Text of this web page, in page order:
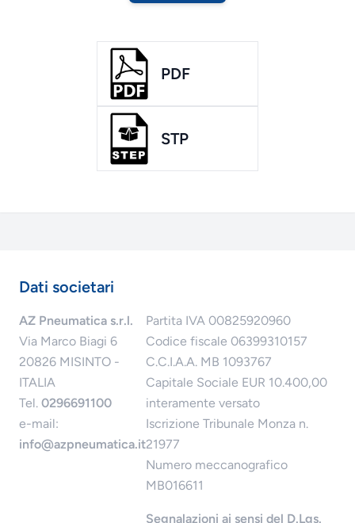
PDF
STP
Dati societari
AZ Pneumatica s.r.l.
Via Marco Biagi 6
20826 MISINTO -
ITALIA
Tel. 0296691100
e-mail:
info@azpneumatica.it
Partita IVA 00825920960
Codice fiscale 06399310157
C.C.I.A.A. MB 1093767
Capitale Sociale EUR 10.400,00
interamente versato
Iscrizione Tribunale Monza n.
21977
Numero meccanografico
MB016611
Segnalazioni ai sensi del D.Lgs.